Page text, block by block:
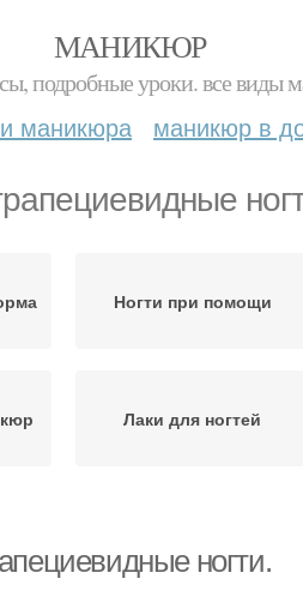
МАНИКЮР
подробные уроки. все виды
маникюра маникюр в
Ногти при помощи
Лаки для ногтей
ногти.